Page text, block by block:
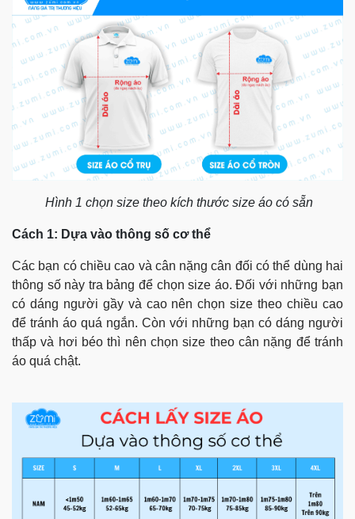
Hình 1 chọn size theo kích thước size áo có sẵn
Cách 1: Dựa vào thông số cơ thể
Các bạn có chiều cao và cân nặng cân đối có thể dùng hai
thông số này tra bảng để chọn size áo. Đối với những bạn
có dáng người gầy và cao nên chọn size theo chiều cao
để tránh áo quá ngắn. Còn với những bạn có dáng người
thấp và hơi béo thì nên chọn size theo cân nặng để tránh
áo quá chật.